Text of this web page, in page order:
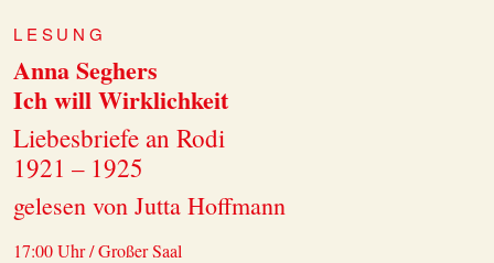
LESUNG
Anna Seghers
Ich will Wirklichkeit
Liebesbriefe an Rodi
1921 – 1925
gelesen von Jutta Hoffmann
17:00 Uhr / Großer Saal